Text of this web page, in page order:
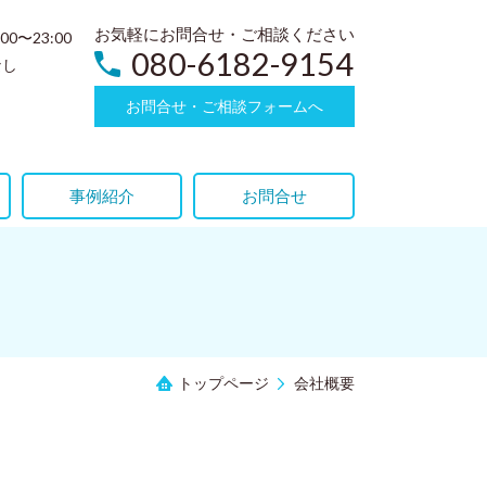
〜23:00
お気軽にお問合せ・ご相談ください
080-6182-9154
お問合せ・ご相談フォームへ
事例紹介 お問合せ
トップページ 会社概要